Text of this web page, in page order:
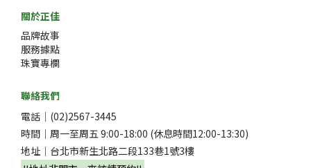
關於正佳
品牌故事
服務據點
珠寶專欄
聯絡我們
電話｜(02)2567-3445
時間｜周一至周五 9:00-18:00 (休息時間12:00-13:30)
地址｜台北市新生北路二段133巷1號3樓